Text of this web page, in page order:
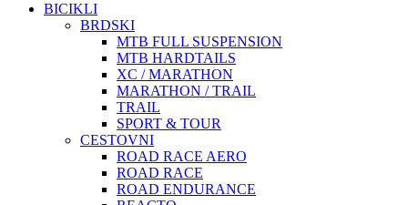
BICIKLI
BRDSKI
MTB FULL SUSPENSION
MTB HARDTAILS
XC / MARATHON
MARATHON / TRAIL
TRAIL
SPORT & TOUR
CESTOVNI
ROAD RACE AERO
ROAD RACE
ROAD ENDURANCE